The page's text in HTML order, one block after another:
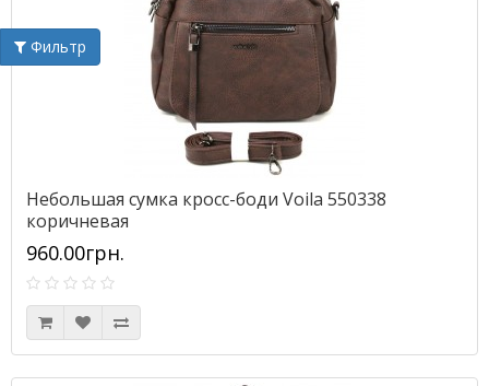
Небольшая сумка кросс-боди Voila 550338
коричневая
960.00грн.
Фильтр